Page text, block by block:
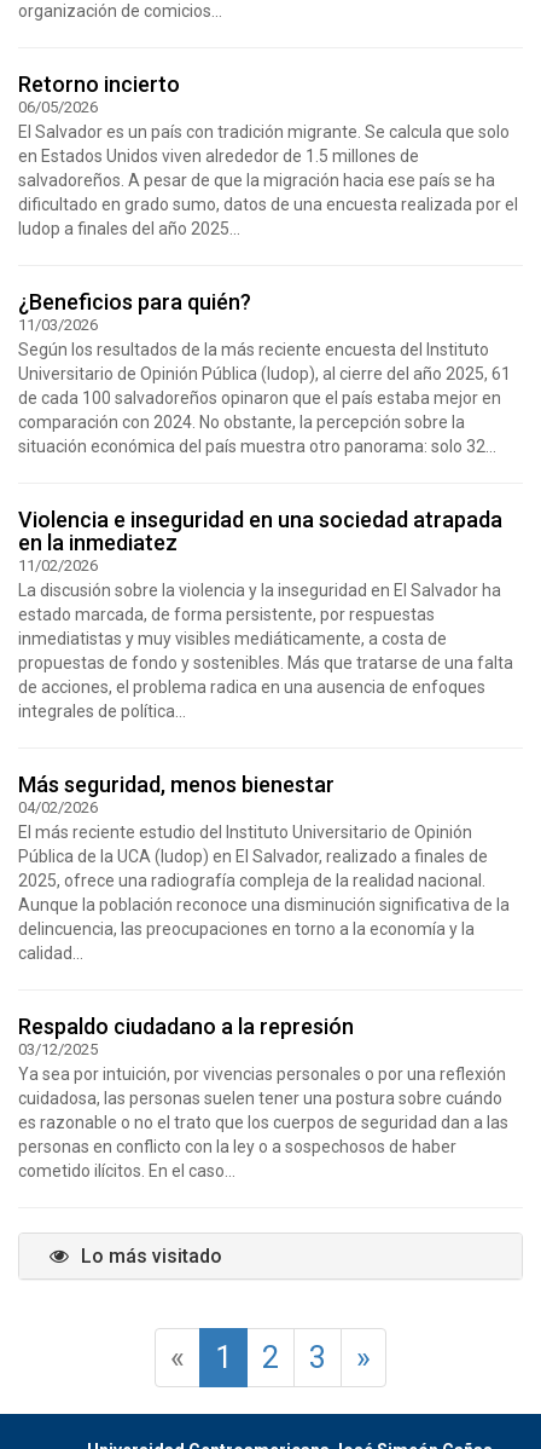
organización de comicios...
Retorno incierto
06/05/2026
El Salvador es un país con tradición migrante. Se calcula que solo
en Estados Unidos viven alrededor de 1.5 millones de
salvadoreños. A pesar de que la migración hacia ese país se ha
dificultado en grado sumo, datos de una encuesta realizada por el
Iudop a finales del año 2025...
¿Beneficios para quién?
11/03/2026
Según los resultados de la más reciente encuesta del Instituto
Universitario de Opinión Pública (Iudop), al cierre del año 2025, 61
de cada 100 salvadoreños opinaron que el país estaba mejor en
comparación con 2024. No obstante, la percepción sobre la
situación económica del país muestra otro panorama: solo 32...
Violencia e inseguridad en una sociedad atrapada
en la inmediatez
11/02/2026
La discusión sobre la violencia y la inseguridad en El Salvador ha
estado marcada, de forma persistente, por respuestas
inmediatistas y muy visibles mediáticamente, a costa de
propuestas de fondo y sostenibles. Más que tratarse de una falta
de acciones, el problema radica en una ausencia de enfoques
integrales de política...
Más seguridad, menos bienestar
04/02/2026
El más reciente estudio del Instituto Universitario de Opinión
Pública de la UCA (Iudop) en El Salvador, realizado a finales de
2025, ofrece una radiografía compleja de la realidad nacional.
Aunque la población reconoce una disminución significativa de la
delincuencia, las preocupaciones en torno a la economía y la
calidad...
Respaldo ciudadano a la represión
03/12/2025
Ya sea por intuición, por vivencias personales o por una reflexión
cuidadosa, las personas suelen tener una postura sobre cuándo
es razonable o no el trato que los cuerpos de seguridad dan a las
personas en conflicto con la ley o a sospechosos de haber
cometido ilícitos. En el caso...
Lo más visitado
« 1 2 3 »